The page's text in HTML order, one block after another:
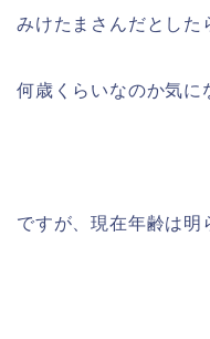
みけたまさんだとした
何歳くらいなのか気に
ですが、現在年齢は明